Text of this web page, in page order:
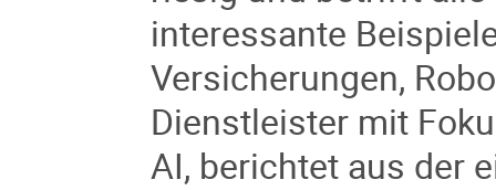
interessante
Versicherungen,
Dienstleister mit
AI, berichtet aus der